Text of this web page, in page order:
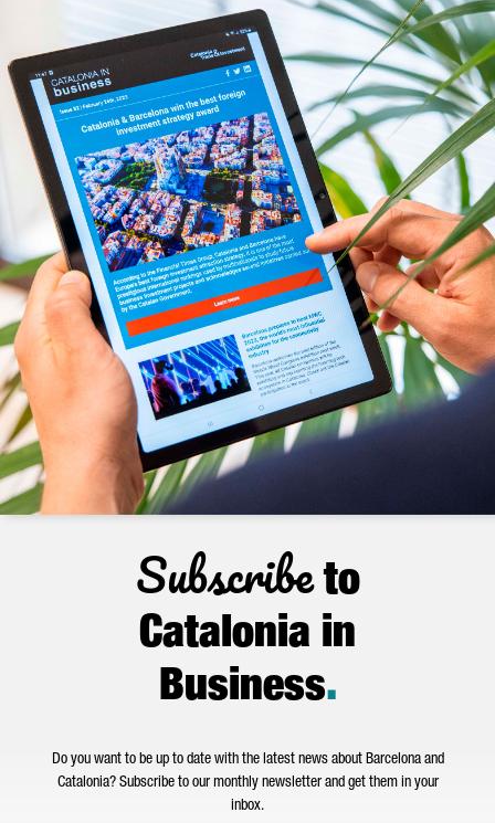
Subscribeto
Catalonia in
Business.
Do you want to be up to date with the latest news about Barcelona and
Catalonia? Subscribe to our monthly newsletter and get them in your
inbox.